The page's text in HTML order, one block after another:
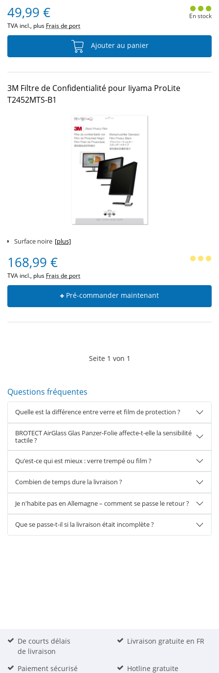
49,99 €
TVA incl., plus Frais de port
En stock
Ajouter au panier
3M Filtre de Confidentialité pour Iiyama ProLite
T2452MTS-B1
Surface noire [plus]
168,99 €
TVA incl., plus Frais de port
Pré-commander maintenant
Seite 1 von 1
Questions fréquentes
Quelle est la différence entre verre et film de protection ?
BROTECT AirGlass Glas Panzer-Folie affecte-t-elle la sensibilité
tactile ?
Qu’est-ce qui est mieux : verre trempé ou film ?
Combien de temps dure la livraison ?
Je n'habite pas en Allemagne – comment se passe le retour ?
Que se passe-t-il si la livraison était incomplète ?
De courts délais
de livraison
Livraison gratuite en FR
Paiement sécurisé Hotline gratuite